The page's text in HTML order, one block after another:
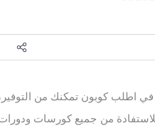
في اطلب كوبون تمكنك من
من جميع كورسات